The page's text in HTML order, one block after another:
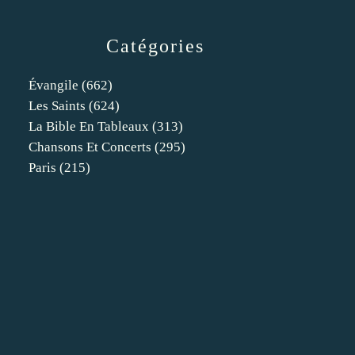
Catégories
Évangile (662)
Les Saints (624)
La Bible En Tableaux (313)
Chansons Et Concerts (295)
Paris (215)